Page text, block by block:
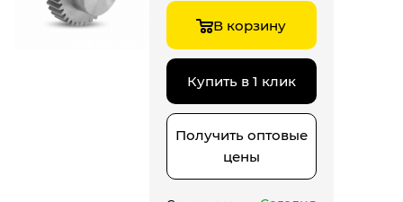
В корзину
Купить в 1 клик
Получить оптовые
цены